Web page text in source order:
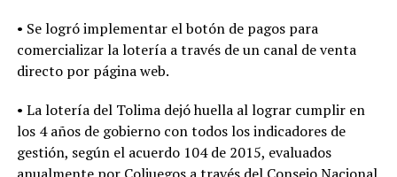
• Se logró implementar el botón de pagos para
comercializar la lotería a través de un canal de venta
directo por página web.
• La lotería del Tolima dejó huella al lograr cumplir en
los 4 años de gobierno con todos los indicadores de
gestión, según el acuerdo 104 de 2015, evaluados